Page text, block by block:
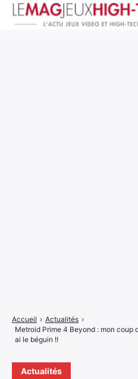
Actualités
Accueil › Actualités ›
Metroid Prime 4 Beyond : mon coup
ai le béguin !!